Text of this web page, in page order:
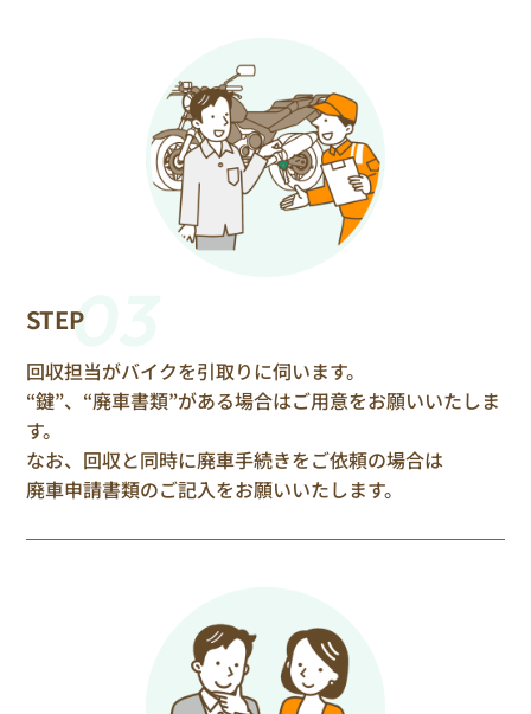
STEP03
回収担当がバイクを引取りに伺います。
“鍵”、“廃車書類”がある場合はご用意をお願いいたしま
す。
なお、回収と同時に廃車手続きをご依頼の場合は
廃車申請書類のご記入をお願いいたします。